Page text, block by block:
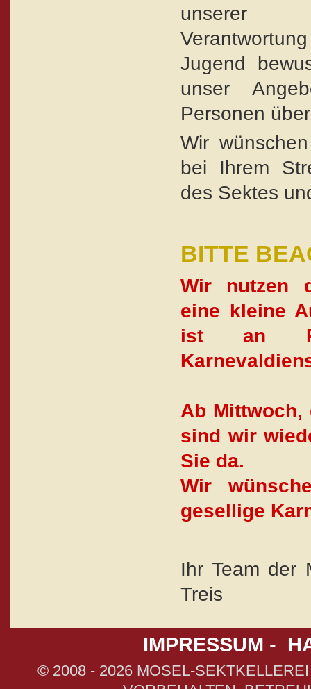
unserer
Jugend
unser
Personen
Wir
bei Ihrem
des Sektes
BITTE
Wir nutzen
eine kleine
ist an
Ab Mittwoch,
sind wir
Sie da.
Wir
gesellige
Ihr Team der
Treis
IMPRESSUM -
© 2008 - 2026 MOSEL-